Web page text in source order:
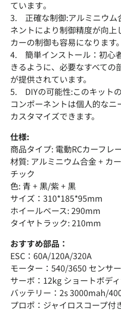
ています｡
3. 正確な制御:アルミニウム
ネントにより制御精度が向
カーの制御も容易になります。
4. 簡単インストール：初心
きるように、必要なすべて
が提供されています。
5. DIYの可能性:このキット
コンポーネントは個人的な
カスタマイズできます。
仕様:
商品タイプ: 電動RCカーフレ
材質: アルミニウム合金 + カ
チック
色: 青 + 黒/紫 + 黒
サイズ：310*185*95mm
ホイールベース: 290mm
タイヤトラック: 210mm
おすすめ部品：
ESC：60A/120A/320A
モーター：540/3650 センサ
サーボ：12kg ショートボデ
バッテリー：2s 3000mah/
プロポ：ジャイロスコープ付